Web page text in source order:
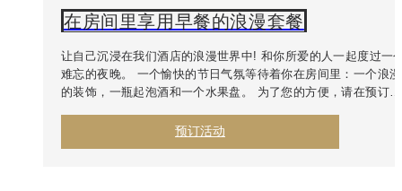
在房间里享用早餐的浪漫套餐
让自己沉浸在我们酒店的浪漫世界中!和你所爱的人一起度过一
难忘的夜晚。 一个愉快的节日气氛等待着你在房间里：一个浪漫
的装饰，一瓶起泡酒和一个水果盘。 为了您的方便，请在预订评
预订活动